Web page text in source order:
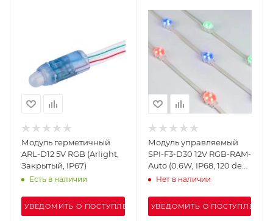
Модуль герметичный
ARL-D12 5V RGB (Arlight,
Закрытый, IP67)
Есть в наличии
УВЕДОМИТЬ О ПОСТУПЛЕНИИ
Модуль управляемый
SPI-F3-D30 12V RGB-RAM-
Auto (0.6W, IP68, 120 deg)
(Arlight, Пластик, 3 года)
Нет в наличии
УВЕДОМИТЬ О ПОСТУПЛЕНИИ